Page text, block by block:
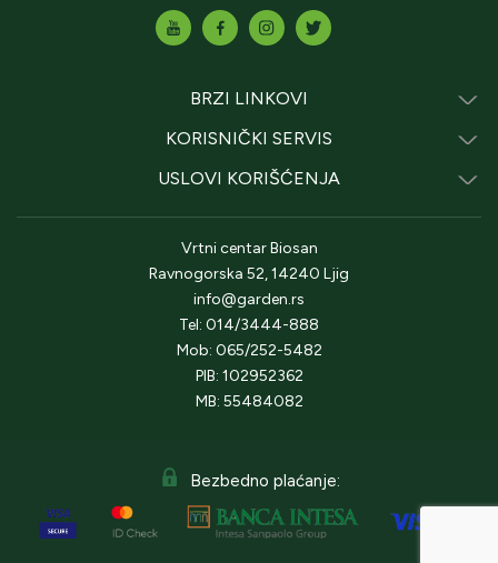
BRZI LINKOVI
KORISNIČKI SERVIS
USLOVI KORIŠĆENJA
Vrtni centar Biosan
Ravnogorska 52, 14240 Ljig
info@garden.rs
Tel: 014/3444-888
Mob: 065/252-5482
PIB: 102952362
MB: 55484082
Bezbedno plaćanje: